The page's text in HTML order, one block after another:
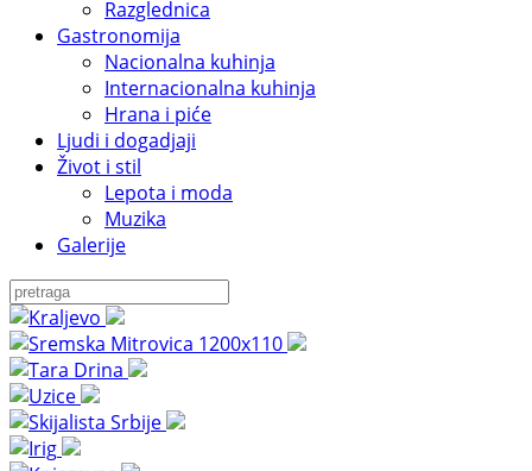
Razglednica
Gastronomija
Nacionalna kuhinja
Internacionalna kuhinja
Hrana i piće
Ljudi i dogadjaji
Život i stil
Lepota i moda
Muzika
Galerije